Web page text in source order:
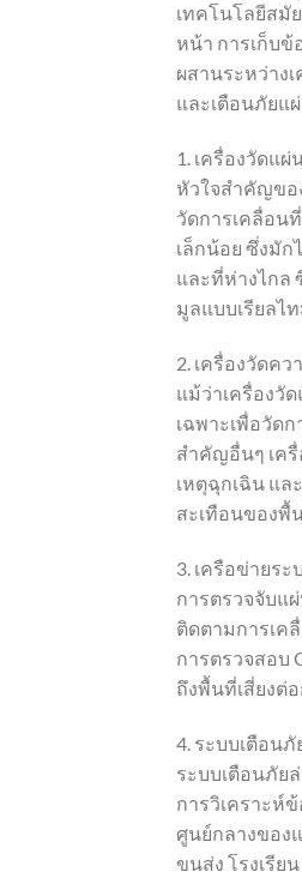
เทคโนโลยีสมั
หน้า การเก็บ
ผสานระหว่าง
และเตือนภัยแ
1. เครื่องวัดแ
หัวใจสำคัญขอ
วัดการเคลื่อน
เล็กน้อย ซึ่งมั
และที่ห่างไกล
มูลแบบเรียลไ
2. เครื่องวัดค
แม้ว่าเครื่องวั
เฉพาะเพื่อวัด
สำคัญอื่นๆ เค
เหตุฉุกเฉิน แ
สะเทือนของพื้
3. เครือข่ายร
การตรวจจับแ
ติดตามการเค
การตรวจสอบ
ถึงพื้นที่เสี่ยงต่
4. ระบบเตือนภั
ระบบเตือนภัย
การวิเคราะห์
ศูนย์กลางของ
ขนส่ง โรงเรีย